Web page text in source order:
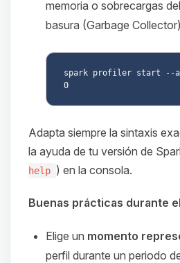
memoria o sobrecargas
basura (Garbage
spark profiler start --
Adapta siempre la sintaxis
la ayuda de tu versión de
help ) en la consola.
Buenas prácticas durante
Elige un momento
perfil durante un periodo